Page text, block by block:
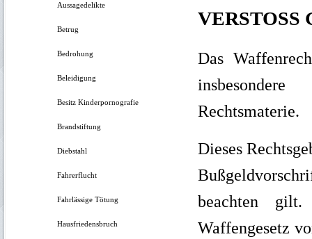
Aussagedelikte
Betrug
Bedrohung
Beleidigung
Besitz Kinderpornografie
Brandstiftung
Diebstahl
Fahrerflucht
Fahrlässige Tötung
Hausfriedensbruch
VERSTOSS
Das
Rechtsmaterie.
Dieses
beachten
Waffengesetz